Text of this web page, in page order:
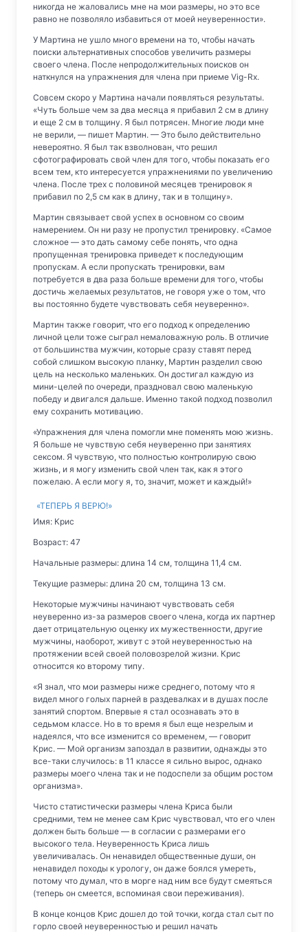
никогда не жаловались мне на мои размеры, но это все
равно не позволяло избавиться от моей неуверенности».
У Мартина не ушло много времени на то, чтобы начать
поиски альтернативных способов увеличить размеры
своего члена. После непродолжительных поисков он
наткнулся на упражнения для члена при приеме Vig-Rx.
Совсем скоро у Мартина начали появляться результаты.
«Чуть больше чем за два месяца я прибавил 2 см в длину
и еще 2 см в толщину. Я был потрясен. Многие люди мне
не верили, — пишет Мартин. — Это было действительно
невероятно. Я был так взволнован, что решил
сфотографировать свой член для того, чтобы показать его
всем тем, кто интересуется упражнениями по увеличению
члена. После трех с половиной месяцев тренировок я
прибавил по 2,5 см как в длину, так и в толщину».
Мартин связывает свой успех в основном со своим
намерением. Он ни разу не пропустил тренировку. «Самое
сложное — это дать самому себе понять, что одна
пропущенная тренировка приведет к последующим
пропускам. А если пропускать тренировки, вам
потребуется в два раза больше времени для того, чтобы
достичь желаемых результатов, не говоря уже о том, что
вы постоянно будете чувствовать себя неуверенно».
Мартин также говорит, что его подход к определению
личной цели тоже сыграл немаловажную роль. В отличие
от большинства мужчин, которые сразу ставят перед
собой слишком высокую планку, Мартин разделил свою
цель на несколько маленьких. Он достигал каждую из
мини-целей по очереди, праздновал свою маленькую
победу и двигался дальше. Именно такой подход позволил
ему сохранить мотивацию.
«Упражнения для члена помогли мне поменять мою жизнь.
Я больше не чувствую себя неуверенно при занятиях
сексом. Я чувствую, что полностью контролирую свою
жизнь, и я могу изменить свой член так, как я этого
пожелаю. А если могу я, то, значит, может и каждый!»
«ТЕПЕРЬ Я ВЕРЮ!»
Имя: Крис
Возраст: 47
Начальные размеры: длина 14 см, толщина 11,4 см.
Текущие размеры: длина 20 см, толщина 13 см.
Некоторые мужчины начинают чувствовать себя
неуверенно из-за размеров своего члена, когда их партнер
дает отрицательную оценку их мужественности, другие
мужчины, наоборот, живут с этой неуверенностью на
протяжении всей своей половозрелой жизни. Крис
относится ко второму типу.
«Я знал, что мои размеры ниже среднего, потому что я
видел много голых парней в раздевалках и в душах после
занятий спортом. Впервые я стал осознавать это в
седьмом классе. Но в то время я был еще незрелым и
надеялся, что все изменится со временем, — говорит
Крис. — Мой организм запоздал в развитии, однажды это
все-таки случилось: в 11 классе я сильно вырос, однако
размеры моего члена так и не подоспели за общим ростом
организма».
Чисто статистически размеры члена Криса были
средними, тем не менее сам Крис чувствовал, что его член
должен быть больше — в согласии с размерами его
высокого тела. Неуверенность Криса лишь
увеличивалась. Он ненавидел общественные души, он
ненавидел походы к урологу, он даже боялся умереть,
потому что думал, что в морге над ним все будут смеяться
(теперь он смеется, вспоминая свои переживания).
В конце концов Крис дошел до той точки, когда стал сыт по
горло своей неуверенностью и решил начать